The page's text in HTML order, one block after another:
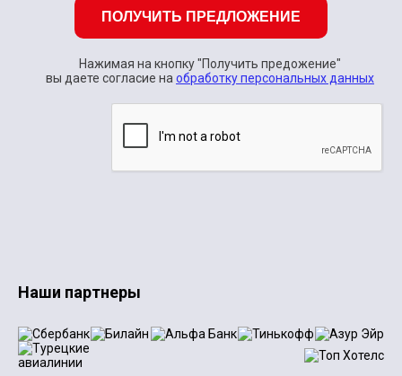
ПОЛУЧИТЬ ПРЕДЛОЖЕНИЕ
Нажимая на кнопку "Получить предожение"
вы даете согласие на обработку персональных данных
Наши партнеры